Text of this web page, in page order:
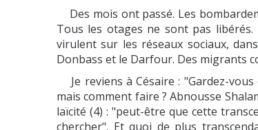
Des mois ont passé. Les
Tous les otages ne sont pas
virulent sur les réseaux sociaux,
Donbass et le Darfour. Des migrants
Je reviens à Césaire : "Gardez-
mais comment faire ? Abnousse
laïcité (4) : "peut-être que cette
chercher". Et quoi de plus